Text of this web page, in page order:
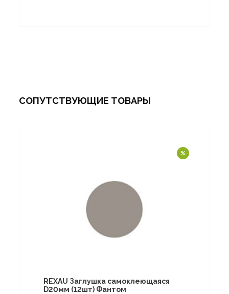
СОПУТСТВУЮЩИЕ ТОВАРЫ
REXAU Заглушка самоклеющаяся
D20мм (12шт) Фантом